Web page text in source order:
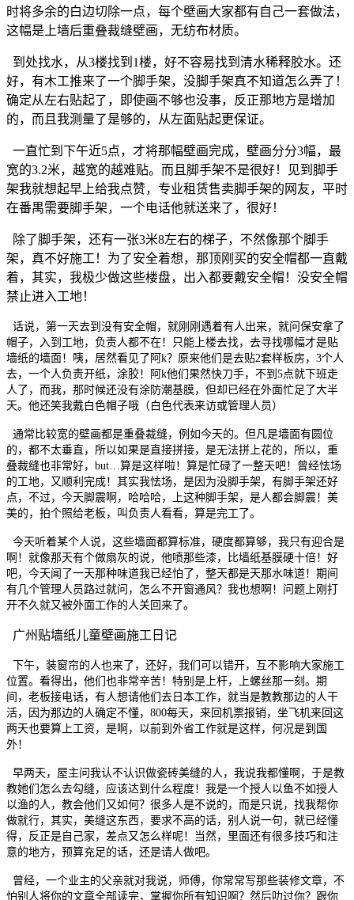
时将多余的白边切除一点，每个壁画大家都有自己一套做法，
这幅是上墙后重叠裁缝壁画，无纺布材质。
到处找水，从3楼找到1楼，好不容易找到清水稀释胶水。还
好，有木工推来了一个脚手架，没脚手架真不知道怎么弄了！
确定从左右贴起了，即使画不够也没事，反正那地方是增加
的，而且我测量了是够的，从左面贴起更保证。
一直忙到下午近5点，才将那幅壁画完成，壁画分分3幅，最
宽的3.2米，越宽的越难贴。而且脚手架不是很好！见到脚手
架我就想起早上给我点赞，专业租赁售卖脚手架的网友，平时
在番禺需要脚手架，一个电话他就送来了，很好！
除了脚手架，还有一张3米8左右的梯子，不然像那个脚手
架，真不好施工！为了安全着想，那顶刚买的安全帽都一直戴
着，其实，我极少做这些楼盘，出入都要戴安全帽！没安全帽
禁止进入工地！
话说，第一天去到没有安全帽，就刚刚遇着有人出来，就问保安拿了
帽子，入到工地，负责人都不在！只能上楼去找，去寻找哪幅才是贴
墙纸的墙面！咦，居然看见了阿k？原来他们是去贴2套样板房，3个人
去，一个人负责开纸，涂胶！阿k他们果然快刀手，不到5点就下班走
人了，而我，那时候还没有涂防潮基膜，但却已经在外面忙足了大半
天。他还笑我戴白色帽子哦（白色代表来访或管理人员）
通常比较宽的壁画都是重叠裁缝，例如今天的。但凡是墙面有圆位
的，都不太垂直，所以如果是直接拼接，是无法拼上花的，所以，重
叠裁缝也非常好，but…算是这样啦！算是忙碌了一整天吧！曾经怯场
的工地，又顺利完成！其实我怯场，是因为没脚手架，有脚手架还好
点，不过，今天脚震啊，哈哈哈，上这种脚手架，是人都会脚震！美
美的，拍个照给老板，叫负责人看看，算是完工了。
今天听着某个人说，这些墙面都算标准，硬度都算够，我只有迎合是
啊！就像那天有个做扇灰的说，他喷那些漆，比墙纸基膜硬十倍！好
吧，今天闻了一天那种味道我已经怕了，整天都是天那水味道！期间
有几个管理人员路过就问，怎么不开窗通风？我也想啊！问题上刚打
开不久就又被外面工作的人关回来了。
广州贴墙纸儿童壁画施工日记
下午，装窗帘的人也来了，还好，我们可以错开，互不影响大家施工
位置。看得出，他们也非常辛苦！特别是上杆，上螺丝那一刻。期
间，老板接电话，有人想请他们去日本工作，就当是教教那边的人干
活，因为那边的人确定不懂，800每天，来回机票报销，坐飞机来回这
两天也要算上工资，是啊，以前到外省工作就是这样，何况是到国
外！
早两天，屋主问我认不认识做瓷砖美缝的人，我说我都懂啊，于是教
教她们怎么去勾缝，应该达到什么程度！我是一个授人以鱼不如授人
以渔的人，教会他们又如何？很多人是不说的，而是只说，找我帮你
做就行，其实，美缝这东西，要求不高的话，别人说一句，就已经懂
得，反正是自己家，差点又怎么样呢！当然，里面还有很多技巧和注
意的地方，预算充足的话，还是请人做吧。
曾经，一个业主的父亲就对我说，师傅，你常常写那些装修文章，不
怕别人将你的文章全部读完，掌握你所有知识啊？然后叻过你？跟你